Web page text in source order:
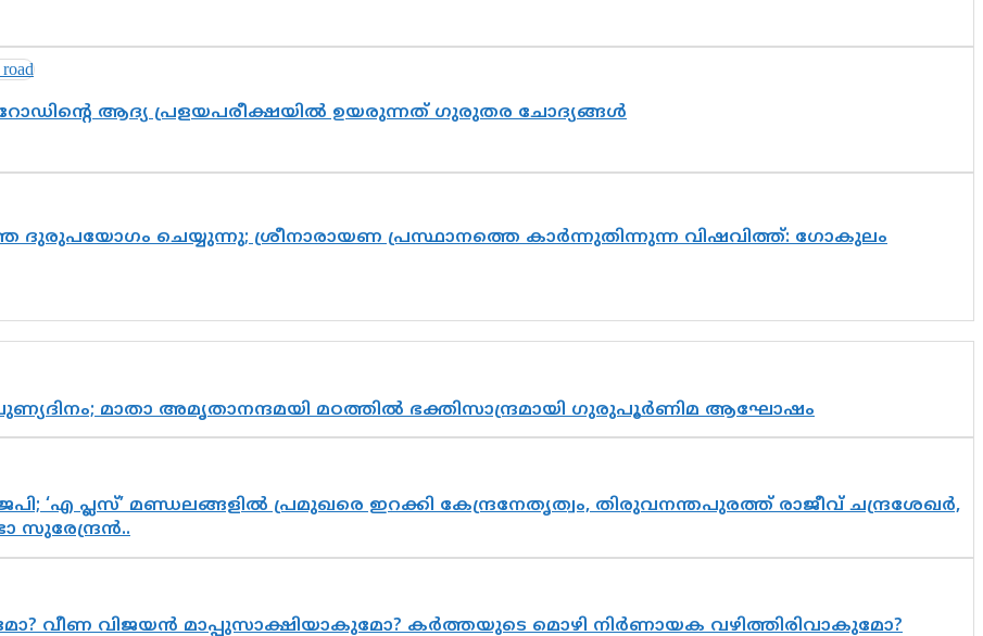
റോഡിന്റെ ആദ്യ പ്രളയപരീക്ഷയിൽ ഉയരുന്നത് ഗുരുതര ചോദ്യങ്ങൾ
ദുരുപയോഗം ചെയ്യുന്നു; ശ്രീനാരായണ പ്രസ്ഥാനത്തെ കാർന്നുതിന്നുന്ന വിഷവിത്ത്: ഗോകുലം
മാതാ അമൃതാനന്ദമയി മഠത്തിൽ ഭക്തിസാന്ദ്രമായി ഗുരുപൂർണിമ ആഘോഷം
‘എ പ്ലസ്’ മണ്ഡലങ്ങളിൽ പ്രമുഖരെ ഇറക്കി കേന്ദ്രനേതൃത്വം, തിരുവനന്തപുരത്ത് രാജീവ് ചന്ദ്രശേഖർ,
സുരേന്ദ്രൻ..
വീണ വിജയൻ മാപ്പുസാക്ഷിയാകുമോ? കർത്തയുടെ മൊഴി നിർണായക വഴിത്തിരിവാകുമോ?